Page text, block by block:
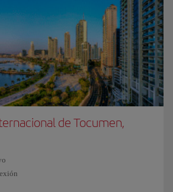
de Tocumen,